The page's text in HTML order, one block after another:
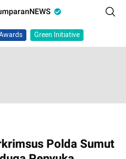
Green Initiative
Polda Sumut